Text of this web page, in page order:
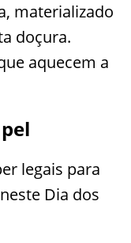
materializado
doçura.
aquecem a
legais para
Dia dos